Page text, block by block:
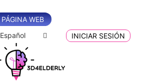
PÁGINA WEB
Español
INICIAR SESIÓN